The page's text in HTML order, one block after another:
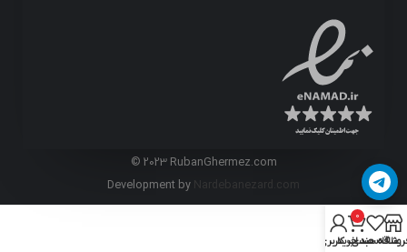
© 2023 RubanGhermez.com
Development by Nardebanezard.com
علاقه مندی
0
سبد خرید
حساب کاربری من